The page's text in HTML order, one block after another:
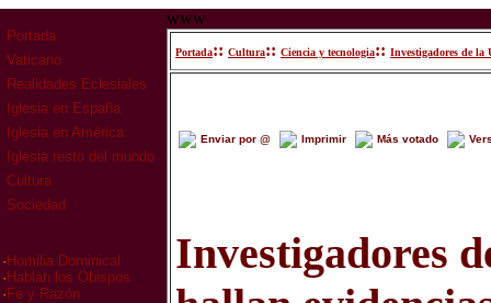
Portada
Vaticano
Realidades Eclesiales
Iglesia en España
Iglesia en América
Iglesia resto del mundo
Cultura
Sociedad
· Homilia Dominical
· Hablan los Obispos
· Fe y Razón
www
Portada:: Cultura:: Ciencia y tecnologia:: Investigadores de la
Enviar por @ Imprimir Más votado
Investigadores